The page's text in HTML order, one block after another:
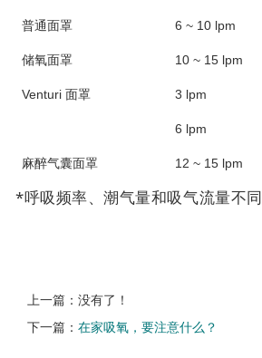
普通面罩 6 ~ 10 lpm
储氧面罩 10 ~ 15 lpm
Venturi 面罩 3 lpm
6 lpm
麻醉气囊面罩 12 ~ 15 lpm
*呼吸频率、潮气量和吸气流量不
上一篇：没有了！
下一篇： 在家吸氧，要注意什么？